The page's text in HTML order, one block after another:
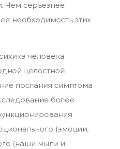
Чем серьезнее
необходимость этих
человека
целостной
послания симптома
более
(эмоции,
(наши мыли и